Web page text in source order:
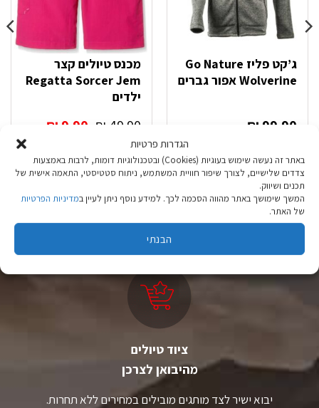
הגדרות פרטיות
באתר זה נעשה שימוש בעוגיות (Cookies) ובטכנולוגיות דומות, לרבות באמצעות
צדדים שלישיים, לצורך שיפור חוויית המשתמש, ניתוח סטטיסטי, התאמה אישית של
תכנים ושיווק.
המשך שימושך באתר מהווה הסכמה לכך. למידע נוסף ניתן לעיין במדיניות הפרטיות
של האתר.
הבנתי
ג’קט פליז Go Nature
Wolverine אפור גברים
₪ 99.90
בחר אפשרויות
למוצר
זה
יש
מספר
לבחור
את
האפשרויות
מכנס טיולים קצר
Regatta Sorcer Jem
ילדים
₪ 49.90
המחיר
היה:
₪ 49.90.
₪ 9.90
המחיר
הנוכחי
הוא:
₪ 9.90.
בחר אפשרויות
למוצר
יש
לבחור
את
האפשרויות
המוצר
ציוד טיולים
מהיבואן לצרכן
יבוא ישיר לצד מותגים מובילים במחירים ללא תחרות.